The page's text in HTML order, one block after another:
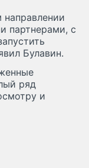
партнерами, с
Булавин.
ряд
и